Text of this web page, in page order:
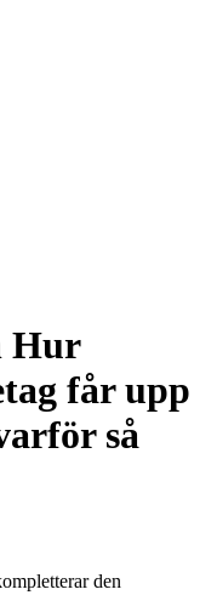
Hur
får upp
så
den